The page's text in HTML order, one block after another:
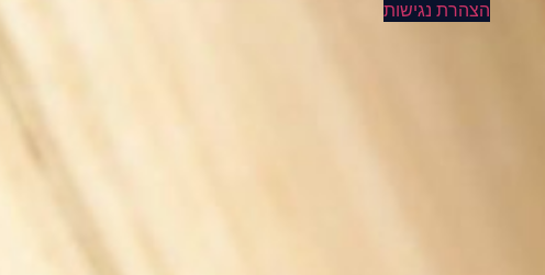
הצהרת נגישות